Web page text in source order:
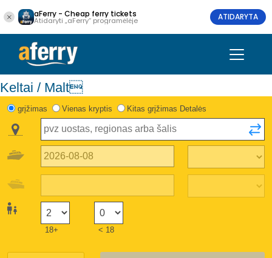
aFerry - Cheap ferry tickets
Atidaryti „aFerry“ programėlėje ATIDARYTA
Keltai / Malt
grįžimas Vienas kryptis Kitas grįžimas Detalės
18+ < 18